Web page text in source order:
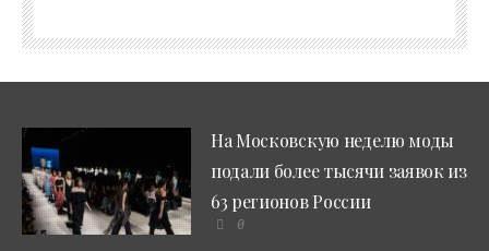
На Московскую неделю моды
подали более тысячи заявок из
63 регионов России
0